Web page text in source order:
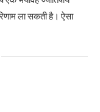
ला सकती है। ऐसा